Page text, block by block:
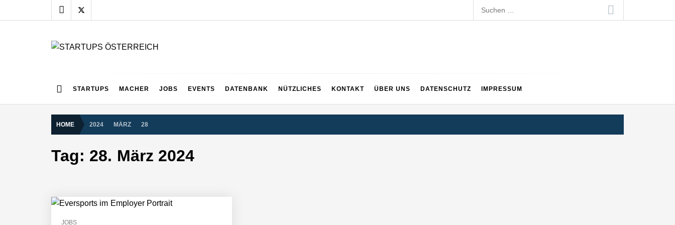
to
Suchen
nach:
STARTUPS MACHER JOBS EVENTS DATENBANK NÜTZLICHES KONTAKT ÜBER UNS DATENSCHUTZ IMPRESSUM
HOME 2024 MÄRZ 28
Tag: 28. März 2024
JOBS
Mazing im Employer Portrait
Tabuthema Schwitzen? Dieses Salzburger Startup hat die Lösung!
Crqlar: Wie ein österreichisches Startup die Hotelwelt mit smarten Gästedaten revolutioniert